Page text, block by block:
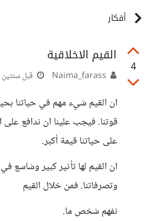
أفكار
4
القيم الاخلاقية
قبل سنتين
ان القيم شيء مهم في حياتنا
قوتنا. فيجب علينا ان ندافع
على حياتنا قيمة أكبر.
ان القيم لها تأثير كبير وشاسع في
وتصرفاتنا. فمن خلال القيم
نفهم شخص ما.